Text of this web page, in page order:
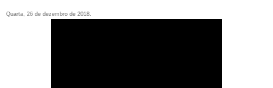
Quarta, 26 de dezembro de 2018.